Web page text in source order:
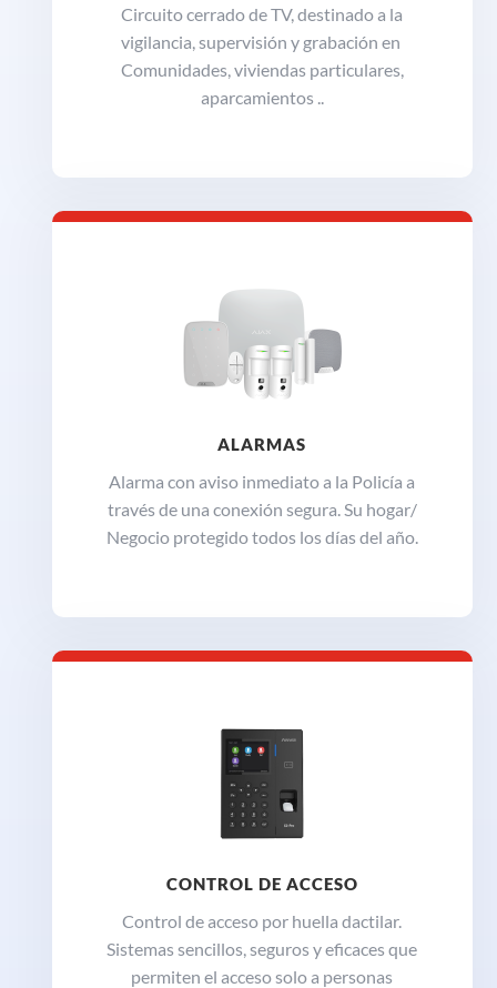
Circuito cerrado de TV, destinado a la
vigilancia, supervisión y grabación en
Comunidades, viviendas particulares,
aparcamientos ..
ALARMAS
Alarma con aviso inmediato a la Policía a
través de una conexión segura. Su hogar/
Negocio protegido todos los días del año.
CONTROL DE ACCESO
Control de acceso por huella dactilar.
Sistemas sencillos, seguros y eficaces que
permiten el acceso solo a personas